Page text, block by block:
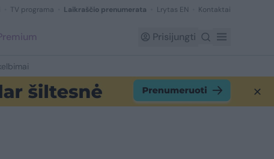
TV programa Laikraščio prenumerata Lrytas EN Kontaktai
Prisijungti